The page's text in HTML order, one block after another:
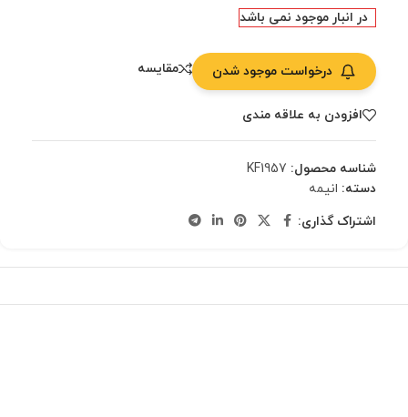
در انبار موجود نمی باشد
درخواست موجود شدن مقایسه
افزودن به علاقه مندی
شناسه محصول: KF1957
دسته: انیمه
اشتراک گذاری: